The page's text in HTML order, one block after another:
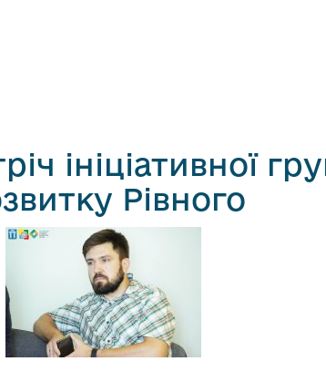
ініціативної
Рівного